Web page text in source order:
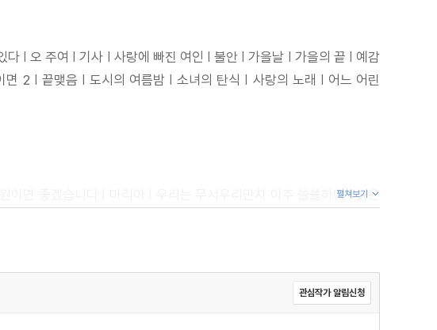
| 오 주여 | 기사 | 사랑에 빠진 여인 | 불안 | 가을날 | 가을의 끝 | 예감
2 | 끝맺음 | 도시의 여름밤 | 소녀의 탄식 | 사랑의 노래 | 어느 어린
이면 좋겠습니다 | 마리아 | 우리는 무서우리만치 아주 쓸쓸하여 | 늙은
어 있는 숲이여 | 인생을 꼭 이해할 필요는 없어요 | 내가 믿는 정원 |
펼쳐보기
관심작가 알림신청